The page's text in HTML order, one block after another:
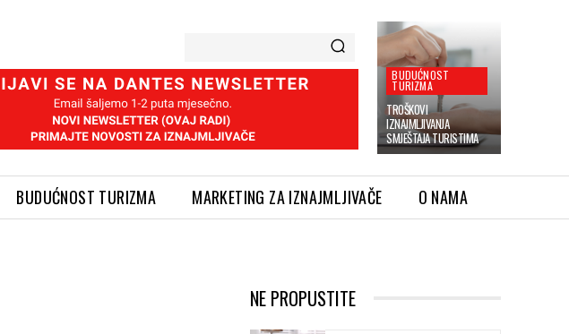
BUDUĆNOST
TURIZMA
TROŠKOVI
IZNAJMLJIVANJA
SMJEŠTAJA TURISTIMA
BUDUĆNOST TURIZMA MARKETING ZA IZNAJMLJIVAČE O NAMA
NE PROPUSTITE